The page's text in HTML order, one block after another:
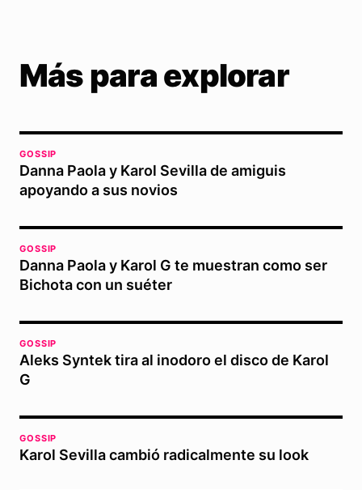
Más para explorar
GOSSIP
Danna Paola y Karol Sevilla de amiguis
apoyando a sus novios
GOSSIP
Danna Paola y Karol G te muestran como ser
Bichota con un suéter
GOSSIP
Aleks Syntek tira al inodoro el disco de Karol
G
GOSSIP
Karol Sevilla cambió radicalmente su look